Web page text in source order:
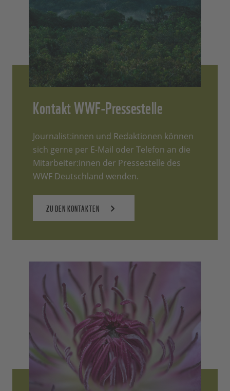
Kontakt WWF-Pressestelle
Journalist:innen und Redaktionen können
sich gerne per E-Mail oder Telefon an die
Mitarbeiter:innen der Pressestelle des
WWF Deutschland wenden.
ZU DEN KONTAKTEN